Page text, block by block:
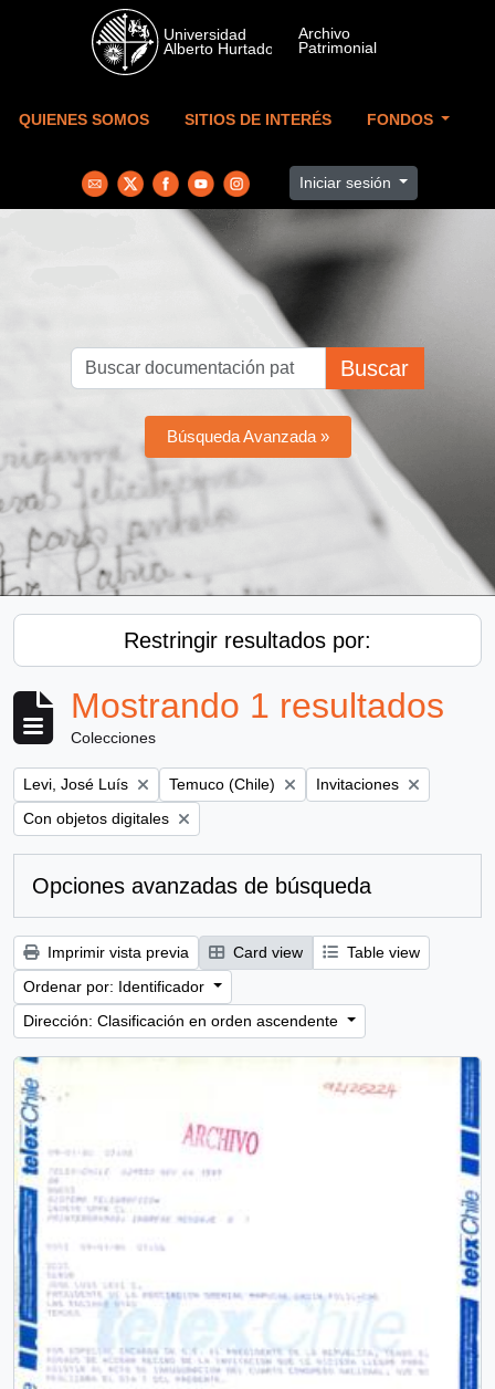
Skip to main content
QUIENES SOMOS SITIOS DE INTERÉS FONDOS
Iniciar sesión
Buscar
Búsqueda Avanzada »
Restringir resultados por:
Mostrando 1 resultados
Colecciones
Remove filter:
Levi, José Luís Remove filter:
Temuco (Chile) Remove filter:
Invitaciones
Remove filter:
Con objetos digitales
Opciones avanzadas de búsqueda
Imprimir vista previa Card view
Table view
Ordenar por: Identificador
Dirección: Clasificación en orden ascendente